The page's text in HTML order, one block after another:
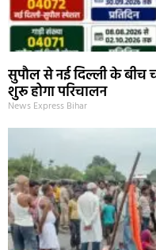
सुपौल से नई दिल्ली के बीच
शुरू होगा परिचालन
News Express Bihar